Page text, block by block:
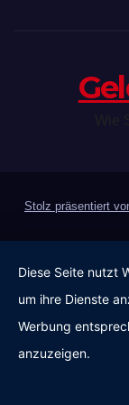
Stolz präsentiert
Diese Seite nutzt
um ihre Dienste
Werbung
anzuzeigen.